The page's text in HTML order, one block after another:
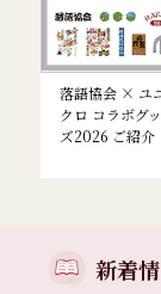
落語協会 × ユ
クロ コラボグッ
ズ2026 ご紹介
新着